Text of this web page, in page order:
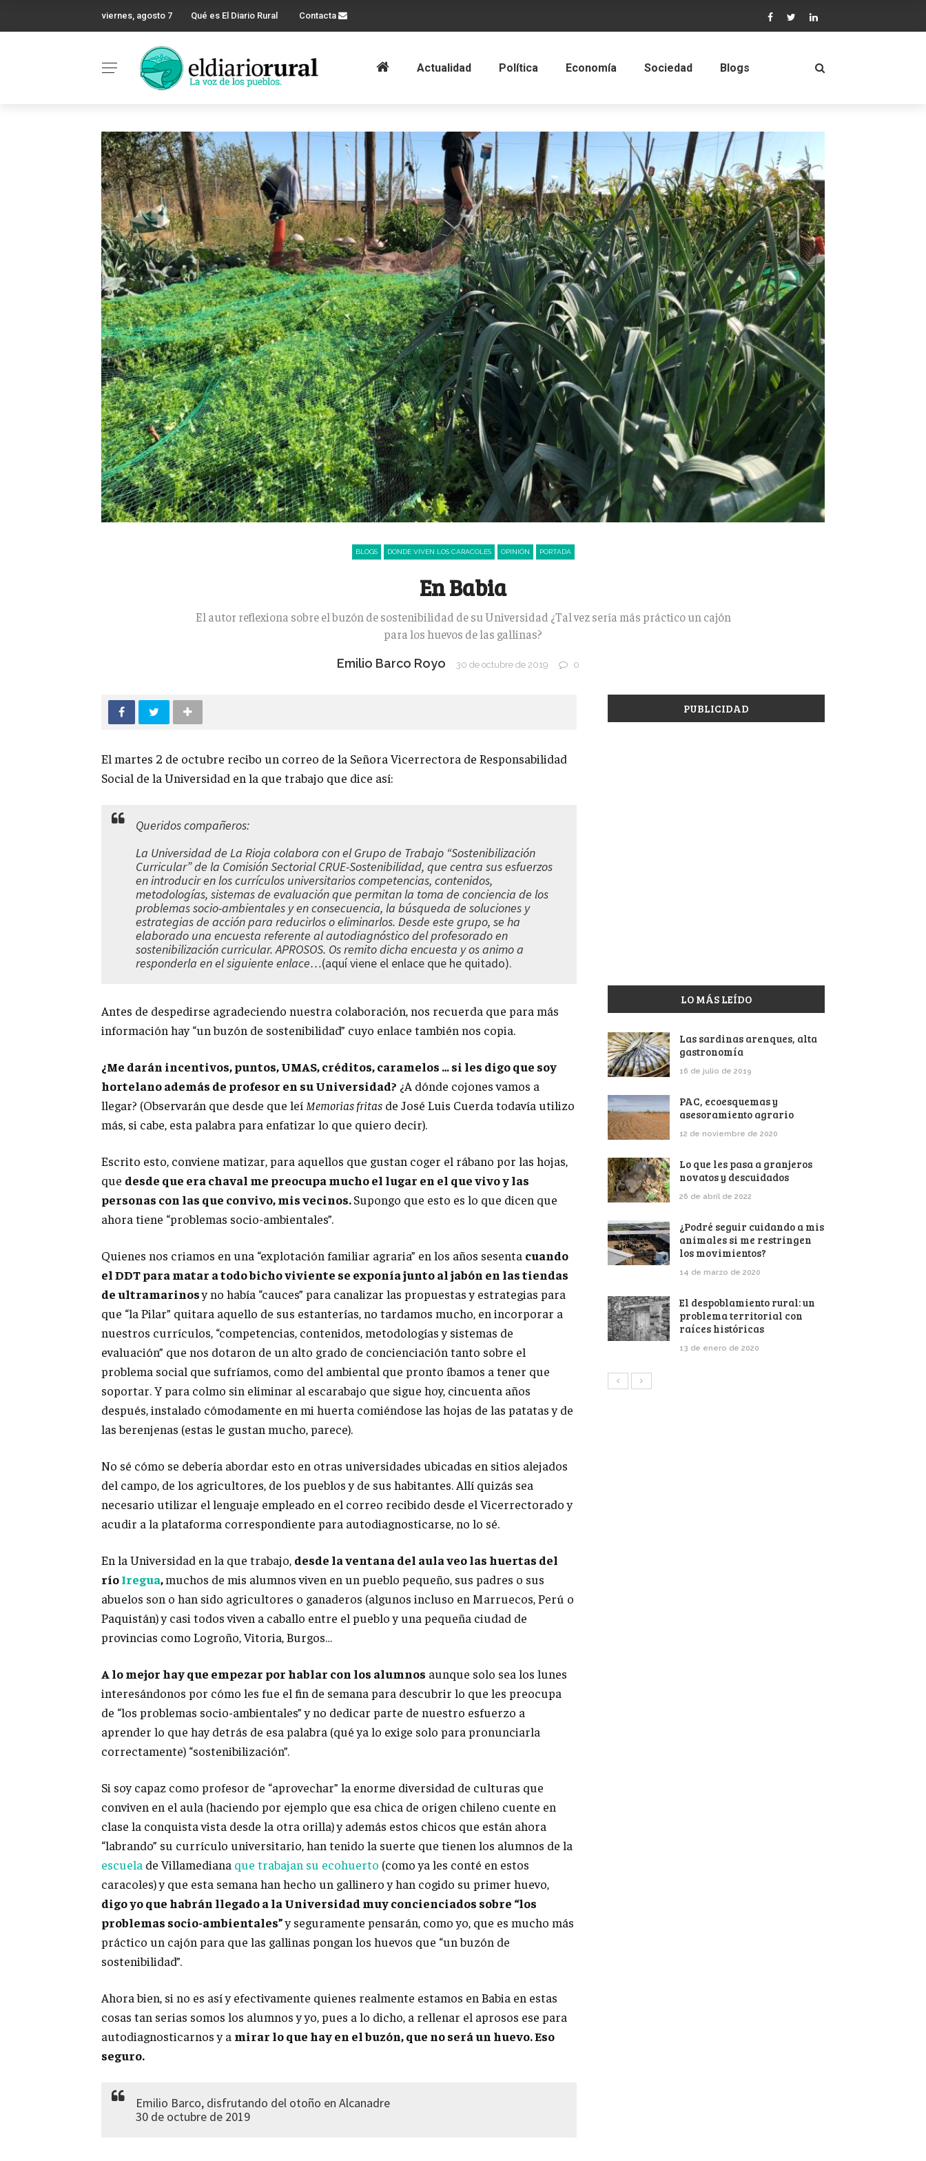
viernes, agosto 7 Qué es El Diario Rural Contacta
Actualidad Política Economía Sociedad Blogs
BLOGS DONDE VIVEN LOS CARACOLES OPINIÓN PORTADA
En Babia
El autor reflexiona sobre el buzón de sostenibilidad de su Universidad ¿Tal vez sería más práctico un cajón
para los huevos de las gallinas?
Emilio Barco Royo 30 de octubre de 2019 0
El martes 2 de octubre recibo un correo de la Señora Vicerrectora de Responsabilidad
Social de la Universidad en la que trabajo que dice así:
Queridos compañeros:
La Universidad de La Rioja colabora con el Grupo de Trabajo “Sostenibilización
Curricular” de la Comisión Sectorial CRUE-Sostenibilidad, que centra sus esfuerzos
en introducir en los currículos universitarios competencias, contenidos,
metodologías, sistemas de evaluación que permitan la toma de conciencia de los
problemas socio-ambientales y en consecuencia, la búsqueda de soluciones y
estrategias de acción para reducirlos o eliminarlos. Desde este grupo, se ha
elaborado una encuesta referente al autodiagnóstico del profesorado en
sostenibilización curricular. APROSOS. Os remito dicha encuesta y os animo a
responderla en el siguiente enlace…(aquí viene el enlace que he quitado).
Antes de despedirse agradeciendo nuestra colaboración, nos recuerda que para más
información hay “un buzón de sostenibilidad” cuyo enlace también nos copia.
¿Me darán incentivos, puntos, UMAS, créditos, caramelos … si les digo que soy
hortelano además de profesor en su Universidad? ¿A dónde cojones vamos a
llegar? (Observarán que desde que leí Memorias fritas de José Luis Cuerda todavía utilizo
más, si cabe, esta palabra para enfatizar lo que quiero decir).
Escrito esto, conviene matizar, para aquellos que gustan coger el rábano por las hojas,
que desde que era chaval me preocupa mucho el lugar en el que vivo y las
personas con las que convivo, mis vecinos.Supongo que esto es lo que dicen que
ahora tiene “problemas socio-ambientales”.
Quienes nos criamos en una “explotación familiar agraria” en los años sesenta cuando
el DDT para matar a todo bicho viviente se exponía junto al jabón en las tiendas
de ultramarinosy no había “cauces” para canalizar las propuestas y estrategias para
que “la Pilar” quitara aquello de sus estanterías, no tardamos mucho, en incorporar a
nuestros currículos, “competencias, contenidos, metodologías y sistemas de
evaluación” que nos dotaron de un alto grado de concienciación tanto sobre el
problema social que sufríamos, como del ambiental que pronto íbamos a tener que
soportar. Y para colmo sin eliminar al escarabajo que sigue hoy, cincuenta años
después, instalado cómodamente en mi huerta comiéndose las hojas de las patatas y de
las berenjenas (estas le gustan mucho, parece).
No sé cómo se debería abordar esto en otras universidades ubicadas en sitios alejados
del campo, de los agricultores, de los pueblos y de sus habitantes. Allí quizás sea
necesario utilizar el lenguaje empleado en el correo recibido desde el Vicerrectorado y
acudir a la plataforma correspondiente para autodiagnosticarse, no lo sé.
En la Universidad en la que trabajo, desde la ventana del aula veo las huertas del
ríoIregua,muchos de mis alumnos viven en un pueblo pequeño, sus padres o sus
abuelos son o han sido agricultores o ganaderos (algunos incluso en Marruecos, Perú o
Paquistán) y casi todos viven a caballo entre el pueblo y una pequeña ciudad de
provincias como Logroño, Vitoria, Burgos…
A lo mejor hay que empezar por hablar con los alumnos aunque solo sea los lunes
interesándonos por cómo les fue el fin de semana para descubrir lo que les preocupa
de “los problemas socio-ambientales” y no dedicar parte de nuestro esfuerzo a
aprender lo que hay detrás de esa palabra (qué ya lo exige solo para pronunciarla
correctamente) “sostenibilización”.
Si soy capaz como profesor de “aprovechar” la enorme diversidad de culturas que
conviven en el aula (haciendo por ejemplo que esa chica de origen chileno cuente en
clase la conquista vista desde la otra orilla) y además estos chicos que están ahora
“labrando” su currículo universitario, han tenido la suerte que tienen los alumnos de la
escuela de Villamediana que trabajan su ecohuerto (como ya les conté en estos
caracoles) y que esta semana han hecho un gallinero y han cogido su primer huevo,
digo yo que habrán llegado a la Universidad muy concienciados sobre “los
problemas socio-ambientales”y seguramente pensarán, como yo, que es mucho más
práctico un cajón para que las gallinas pongan los huevos que “un buzón de
sostenibilidad”.
Ahora bien, si no es así y efectivamente quienes realmente estamos en Babia en estas
cosas tan serias somos los alumnos y yo, pues a lo dicho, a rellenar el aprosos ese para
autodiagnosticarnos y a mirar lo que hay en el buzón, que no será un huevo. Eso
seguro.
Emilio Barco, disfrutando del otoño en Alcanadre
30 de octubre de 2019
PUBLICIDAD
LO MÁS LEÍDO
Las sardinas arenques, alta
gastronomía
16 de julio de 2019
PAC, ecoesquemas y
asesoramiento agrario
12 de noviembre de 2020
Lo que les pasa a granjeros
novatos y descuidados
26 de abril de 2022
¿Podré seguir cuidando a mis
animales si me restringen
los movimientos?
14 de marzo de 2020
El despoblamiento rural: un
problema territorial con
raíces históricas
13 de enero de 2020